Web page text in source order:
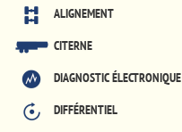
ALIGNEMENT
CITERNE
DIAGNOSTIC ÉLECTRONIQUE
DIFFÉRENTIEL